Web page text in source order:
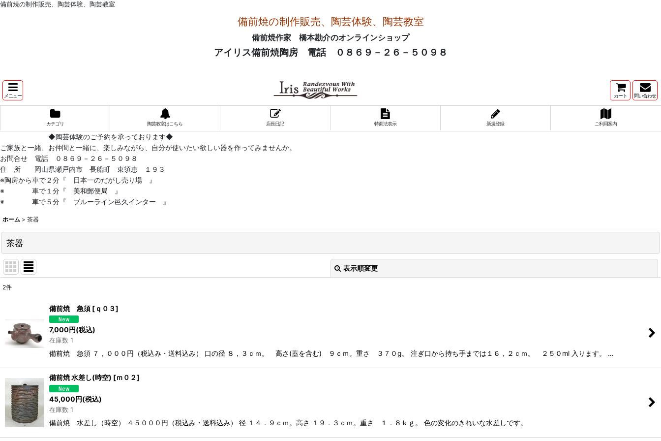
備前焼の制作販売、陶芸体験、陶芸教室
備前焼の制作販売、陶芸体験、陶芸教室
備前焼作家 橋本勘介のオンラインショップ
アイリス備前焼陶房 電話 ０８６９－２６－５０９８
メニュー カート 問い合わせ
カテゴリ 陶芸教室はこちら 店長日記 特商法表示 新規登録 ご利用案内
◆陶芸体験のご予約を承っております◆
ご家族と一緒、お仲間と一緒に、楽しみながら、自分が使いたい欲しい器を作ってみませんか。
お問合せ 電話 ０８６９－２６－５０９８
住 所 岡山県瀬戸内市 長船町 東須恵 １９３
※陶房から車で２分『 日本一のだがし売り場 』
※ 車で１分『 美和郵便局 』
※ 車で５分『 ブルーライン邑久インター 』
ホーム > 茶器
茶器
表示順変更
並び順
絞り込む
2件
備前焼 急須 [ ｑ０３]
7,000円(税込)
在庫数 1
備前焼 急須 ７，０００円（税込み・送料込み） 口の径 ８，３ｃｍ。 高さ(蓋を含む) ９ｃｍ。重さ ３７０g。 注ぎ口から持ち手までは１６，２ｃｍ。 ２５０ml 入ります。 …
備前焼 水差し(時空) [ｍ０２]
45,000円(税込)
在庫数 1
備前焼 水差し（時空） ４５０００円（税込み・送料込み） 径 １４．９ｃｍ。高さ １９．３ｃｍ。重さ １．８ｋｇ。 色の変化のきれいな水差しです。